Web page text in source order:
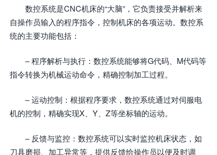
数控系统是CNC机床的“大脑”，它负责接受并解析来
自操作员输入的程序指令，控制机床的各项运动。数控系
统的主要功能包括：
– 程序解析与执行：数控系统能够将G代码、M代码等
指令转换为机械运动命令，精确控制加工过程。
– 运动控制：根据程序要求，数控系统通过对伺服电
机的控制，精确实现X、Y、Z等坐标轴的运动。
– 反馈与监控：数控系统可以实时监控机床状态，如
刀具磨损、加工异常等，提供反馈给操作员以便及时调